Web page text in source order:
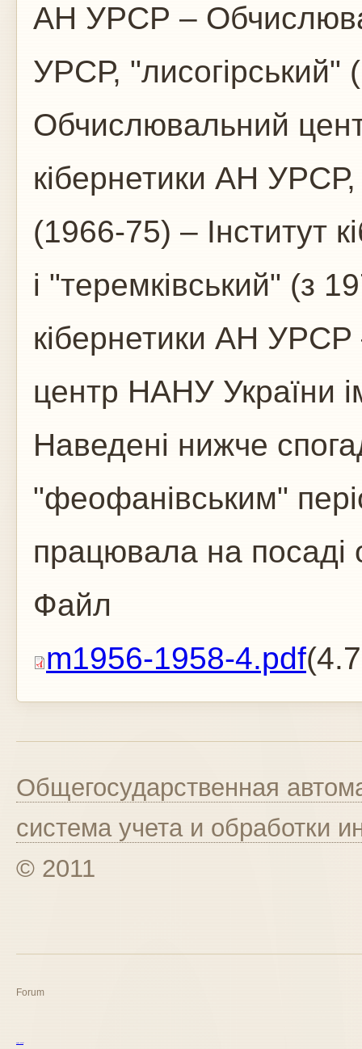
АН УРСР –
УРСР, "лисогірський"
Обчислювальний
кібернетики АН УРСР,
(1966-75) – Інститут
і "теремківський" (з
кібернетики АН УРСР
центр НАНУ України
Наведені нижче
"феофанівським"
працювала на посаді
Файл
m1956-1958-4.pdf
Общегосударственная
система учета и обработки
© 2011
Forum
курс excel